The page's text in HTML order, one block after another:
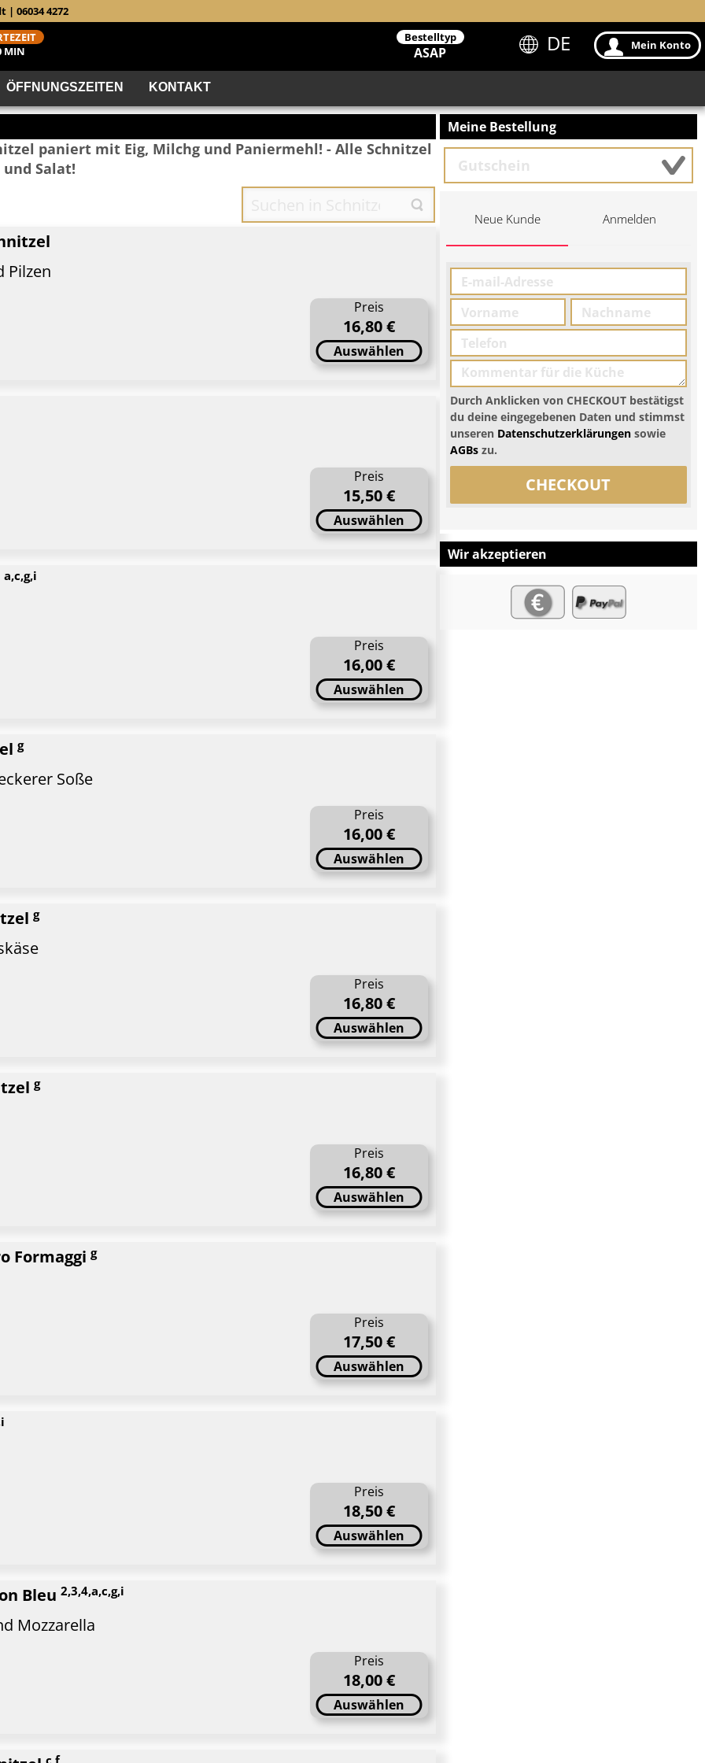
06034 4272
Mein Konto
DE
Bestelltyp
ASAP
MIN
ÖFFNUNGSZEITEN KONTAKT
paniert mit Eig, Milchg und Paniermehl! - Alle Schnitzel
Salat!
Pilzen
Preis
16,80 €
Auswählen
Preis
15,50 €
Auswählen
a,c,g,i
Preis
16,00 €
Auswählen
g
Soße
Preis
16,00 €
Auswählen
g
Preis
16,80 €
Auswählen
g
Preis
16,80 €
Auswählen
Formaggi g
Preis
17,50 €
Auswählen
Preis
18,50 €
Auswählen
Bleu 2,3,4,a,c,g,i
Mozzarella
Preis
18,00 €
Auswählen
c,f
Meine Bestellung
Neue Kunde
Durch Anklicken von CHECKOUT bestätigst
du deine eingegebenen Daten und stimmst
unseren Datenschutzerklärungensowie
AGBszu.
CHECKOUT
Anmelden
Wir akzeptieren